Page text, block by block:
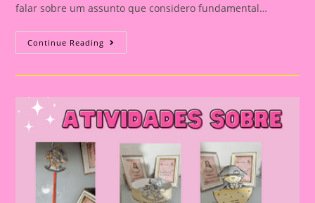
falar sobre um assunto que considero fundamental…
Continue Reading Atividades
Criativas
Da
Independência
Com
Crianças:
Guia
Dicas
Únicas